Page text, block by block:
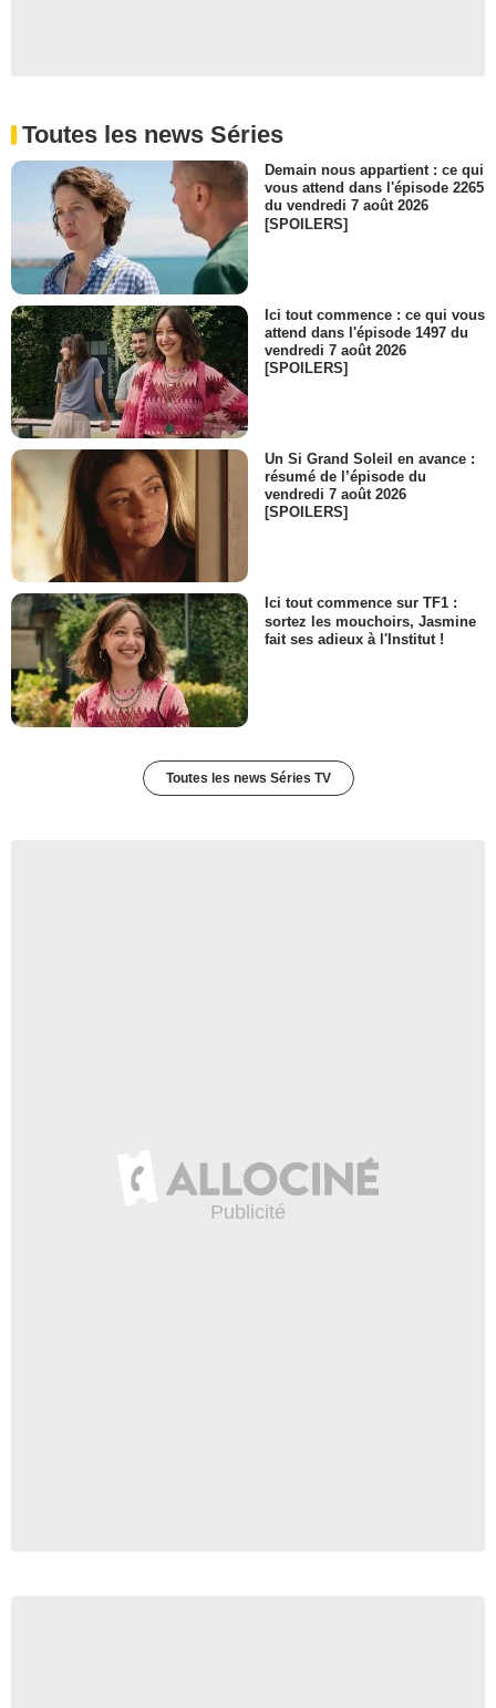
Toutes les news Séries
Demain nous appartient : ce qui
vous attend dans l'épisode 2265
du vendredi 7 août 2026
[SPOILERS]
Ici tout commence : ce qui vous
attend dans l'épisode 1497 du
vendredi 7 août 2026
[SPOILERS]
Un Si Grand Soleil en avance :
résumé de l’épisode du
vendredi 7 août 2026
[SPOILERS]
Ici tout commence sur TF1 :
sortez les mouchoirs, Jasmine
fait ses adieux à l'Institut !
Toutes les news Séries TV